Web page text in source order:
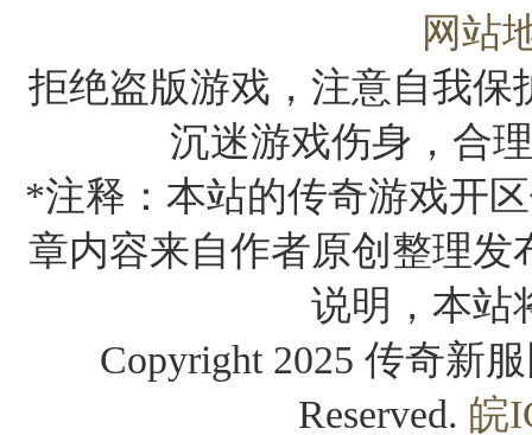
答？
网站
拒绝盗版游戏，注意自我
沉迷游戏伤身，合
*注释：本站的传奇游戏开
章内容来自作者原创整理
说明，本站
Copyright 2025 传奇新
Reserved. 皖